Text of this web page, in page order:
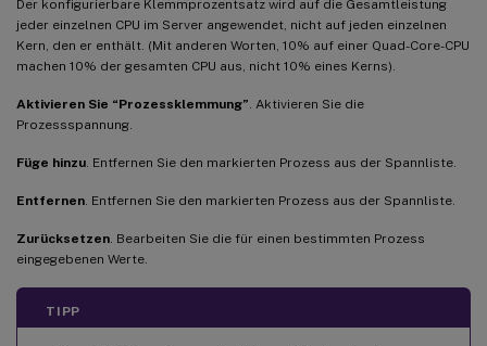
Der konfigurierbare Klemmprozentsatz wird auf die Gesamtleistung
jeder einzelnen CPU im Server angewendet, nicht auf jeden einzelnen
Kern, den er enthält. (Mit anderen Worten, 10% auf einer Quad-Core-CPU
machen 10% der gesamten CPU aus, nicht 10% eines Kerns).
Aktivieren Sie “Prozessklemmung” . Aktivieren Sie die
Prozessspannung.
Füge hinzu . Entfernen Sie den markierten Prozess aus der Spannliste.
Entfernen . Entfernen Sie den markierten Prozess aus der Spannliste.
Zurücksetzen . Bearbeiten Sie die für einen bestimmten Prozess
eingegebenen Werte.
TIPP